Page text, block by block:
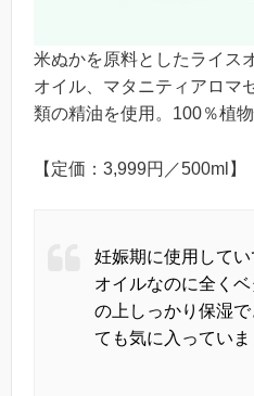
米ぬかを原料としたライス
オイル、マタニティアロマ
類の精油を使用。100％植
【定価：3,999円／500ml】
妊娠期に使用してい
オイルなのに全く
の上しっかり保湿
ても気に入っていま